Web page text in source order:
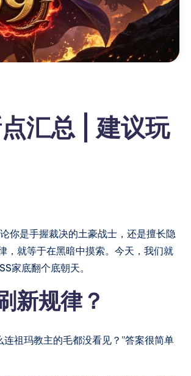
汇总 | 建议玩
你是手握裁决的土豪战士，还是擅长隐
，就等于在黑暗中摸索。今天，我们就
家底翻个底朝天。
新规律？
祖玛教主的毛都没看见？”答案很简单